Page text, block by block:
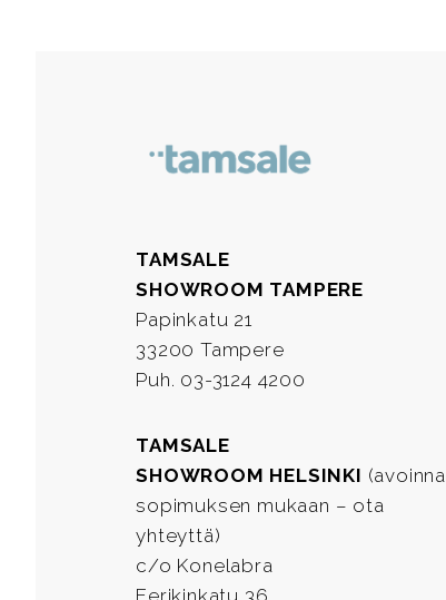
TAMSALE
SHOWROOM TAMPERE
Papinkatu 21
33200 Tampere
Puh. 03-3124 4200
TAMSALE
SHOWROOM HELSINKI (avoinna
sopimuksen mukaan – ota
yhteyttä)
c/o Konelabra